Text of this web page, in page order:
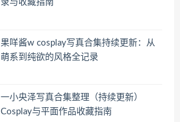
录与收藏指南
果咩酱w cosplay写真合集持续更新：从
萌系到纯欲的风格全记录
一小央泽写真合集整理（持续更新）
Cosplay与平面作品收藏指南